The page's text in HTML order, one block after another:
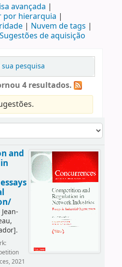
avançada
por hierarquia
Nuvem de tags
Sugestões de aquisição
sua pesquisa
4 resultados.
and
.
2021